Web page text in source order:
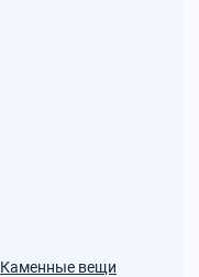
Каменные вещи